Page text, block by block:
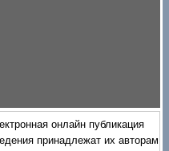
онлайн публикация
принадлежат их авторам